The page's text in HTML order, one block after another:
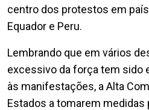
centro dos protestos em
Equador e Peru.
Lembrando que em vários
excessivo da força tem sido
às manifestações, a Alta
Estados a tomarem medidas